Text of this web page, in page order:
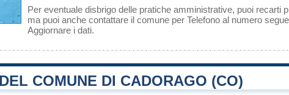
Per eventuale disbrigo delle pratiche amministrative, puoi recarti
ma puoi anche contattare il comune per Telefono al numero
Aggiornare i dati.
COMUNE DI CADORAGO (CO)